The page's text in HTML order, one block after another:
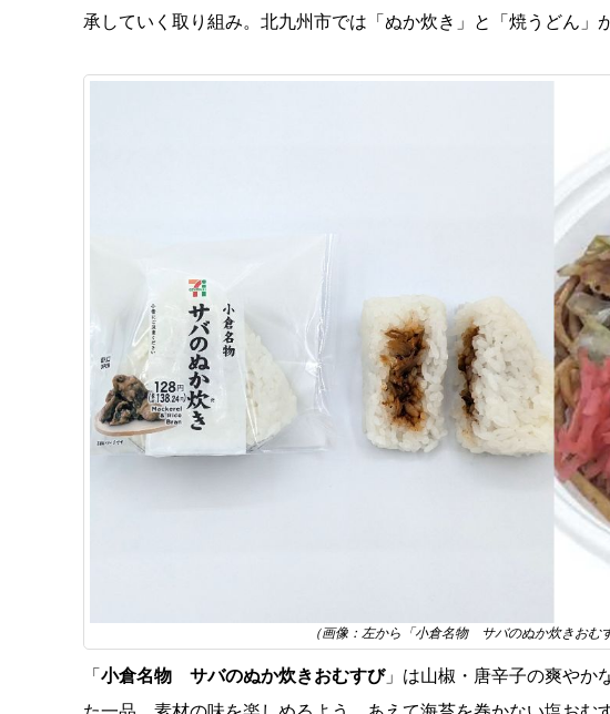
承していく取り組み。北九州市では「ぬか炊き」と「焼うどん」
（画像：左から「小倉名物 サバのぬか炊きお
「小倉名物 サバのぬか炊きおむすび」は山椒・唐辛子の爽やか